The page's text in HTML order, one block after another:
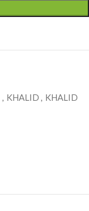
, KHALID , KHALID